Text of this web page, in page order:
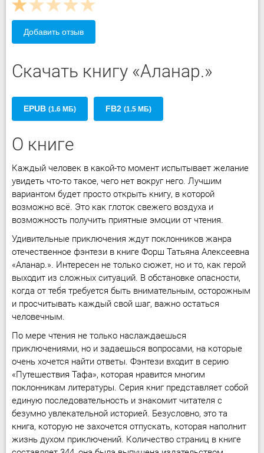
Добавить отзыв
Скачать книгу «Аланар.»
EPUB (1.6 МБ) FB2 (1.5 МБ)
О книге
Каждый человек в какой-то момент испытывает желание
увидеть что-то такое, чего нет вокруг него. Лучшим
вариантом будет просто открыть книгу, в которой
возможно всё. Это как глоток свежего воздуха и
возможность получить приятные эмоции от чтения.
Удивительные приключения ждут поклонников жанра
отечественное фэнтези в книге Форш Татьяна Алексеевна
«Аланар.». Интересен не только сюжет, но и то, как герой
выходит из сложных ситуаций. В обстановке опасности,
когда от тебя требуется быть внимательным, осторожным
и просчитывать каждый свой шаг, важно остаться
человечным.
По мере чтения не только наслаждаешься
приключениями, но и задаешься вопросами, на которые
очень хочется найти ответы. Фэнтези входит в серию
«Путешествия Тафа», которая нравится многим
поклонникам литературы. Серия книг представляет собой
единую последовательность и знакомит читателя с
безумно увлекательной историей. Безусловно, это та
книга, которую не захочется отпускать, которая наполнит
жизнь духом приключений. Количество страниц в книге